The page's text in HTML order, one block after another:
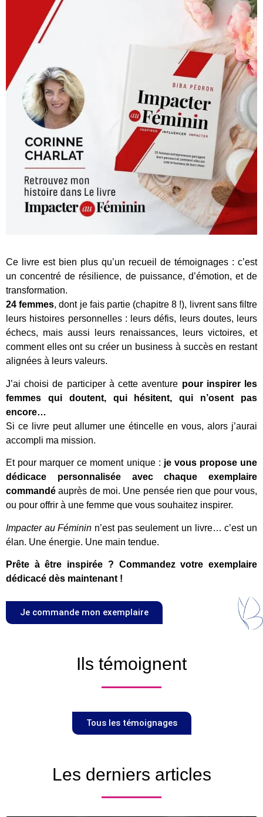
Ce livre est bien plus qu’un recueil de témoignages : c’est
un concentré de résilience, de puissance, d’émotion, et de
transformation.
24 femmes, dont je fais partie (chapitre 8 !), livrent sans filtre
leurs histoires personnelles : leurs défis, leurs doutes, leurs
échecs, mais aussi leurs renaissances, leurs victoires, et
comment elles ont su créer un business à succès en restant
alignées à leurs valeurs.
J’ai choisi de participer à cette aventure pour inspirer les
femmes qui doutent, qui hésitent, qui n’osent pas
encore…
Si ce livre peut allumer une étincelle en vous, alors j’aurai
accompli ma mission.
Et pour marquer ce moment unique : je vous propose une
dédicace personnalisée avec chaque exemplaire
commandé auprès de moi. Une pensée rien que pour vous,
ou pour offrir à une femme que vous souhaitez inspirer.
Impacter au Féminin n’est pas seulement un livre… c’est un
élan. Une énergie. Une main tendue.
Prête à être inspirée ? Commandez votre exemplaire
dédicacé dès maintenant !
Je commande mon exemplaire
Ils témoignent
Tous les témoignages
Les derniers articles